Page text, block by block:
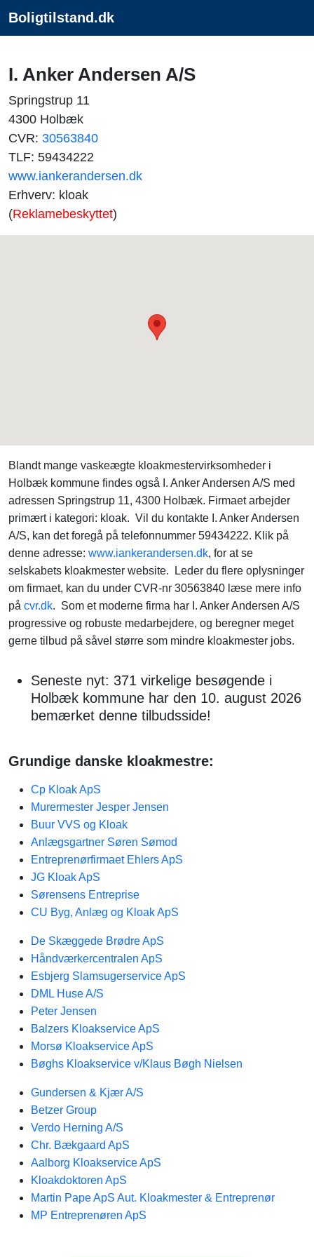
Boligtilstand.dk
I. Anker Andersen A/S
Springstrup 11
4300 Holbæk
CVR: 30563840
TLF: 59434222
www.iankerandersen.dk
Erhverv: kloak
(Reklamebeskyttet)
Blandt mange vaskeægte kloakmestervirksomheder i
Holbæk kommune findes også I. Anker Andersen A/S med
adressen Springstrup 11, 4300 Holbæk. Firmaet arbejder
primært i kategori: kloak. Vil du kontakte I. Anker Andersen
A/S, kan det foregå på telefonnummer 59434222. Klik på
denne adresse: www.iankerandersen.dk, for at se
selskabets kloakmester website. Leder du flere oplysninger
om firmaet, kan du under CVR-nr 30563840 læse mere info
på cvr.dk. Som et moderne firma har I. Anker Andersen A/S
progressive og robuste medarbejdere, og beregner meget
gerne tilbud på såvel større som mindre kloakmester jobs.
Seneste nyt: 371 virkelige besøgende i
Holbæk kommune har den 10. august 2026
bemærket denne tilbudsside!
Grundige danske kloakmestre:
Cp Kloak ApS
Murermester Jesper Jensen
Buur VVS og Kloak
Anlægsgartner Søren Sømod
Entreprenørfirmaet Ehlers ApS
JG Kloak ApS
Sørensens Entreprise
CU Byg, Anlæg og Kloak ApS
De Skæggede Brødre ApS
Håndværkercentralen ApS
Esbjerg Slamsugerservice ApS
DML Huse A/S
Peter Jensen
Balzers Kloakservice ApS
Morsø Kloakservice ApS
Bøghs Kloakservice v/Klaus Bøgh Nielsen
Gundersen & Kjær A/S
Betzer Group
Verdo Herning A/S
Chr. Bækgaard ApS
Aalborg Kloakservice ApS
Kloakdoktoren ApS
Martin Pape ApS Aut. Kloakmester & Entreprenør
MP Entreprenøren ApS